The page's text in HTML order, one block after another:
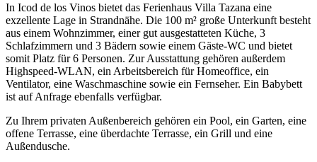
In Icod de los Vinos bietet das Ferienhaus Villa Tazana eine
exzellente Lage in Strandnähe. Die 100 m² große Unterkunft besteht
aus einem Wohnzimmer, einer gut ausgestatteten Küche, 3
Schlafzimmern und 3 Bädern sowie einem Gäste-WC und bietet
somit Platz für 6 Personen. Zur Ausstattung gehören außerdem
Highspeed-WLAN, ein Arbeitsbereich für Homeoffice, ein
Ventilator, eine Waschmaschine sowie ein Fernseher. Ein Babybett
ist auf Anfrage ebenfalls verfügbar.
Zu Ihrem privaten Außenbereich gehören ein Pool, ein Garten, eine
offene Terrasse, eine überdachte Terrasse, ein Grill und eine
Außendusche.